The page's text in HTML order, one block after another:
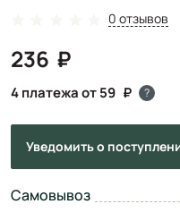
0 отзывов
236
4 платежа от 59 ?
Уведомитьо
Самовывоз